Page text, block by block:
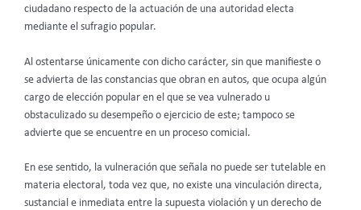
ciudadano respecto de la actuación de una autoridad electa
mediante el sufragio popular.
Al ostentarse únicamente con dicho carácter, sin que manifieste o
se advierta de las constancias que obran en autos, que ocupa algún
cargo de elección popular en el que se vea vulnerado u
obstaculizado su desempeño o ejercicio de este; tampoco se
advierte que se encuentre en un proceso comicial.
En ese sentido, la vulneración que señala no puede ser tutelable en
materia electoral, toda vez que, no existe una vinculación directa,
sustancial e inmediata entre la supuesta violación y un derecho de